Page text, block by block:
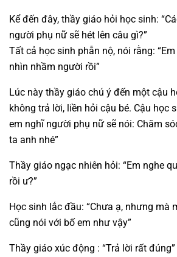
Kể đến đây, thầy giáo hỏi học sinh:
người phụ nữ sẽ hét lên câu gì?”
Tất cả học sinh phẫn nộ, nói rằng:
nhìn nhầm người rồi”
Lúc này thầy giáo chú ý đến một cậu
không trả lời, liền hỏi cậu bé. Cậu học
em nghĩ người phụ nữ sẽ nói: Chăm
ta anh nhé”
Thầy giáo ngạc nhiên hỏi: “Em nghe
rồi ư?”
Học sinh lắc đầu: “Chưa ạ, nhưng mà
cũng nói với bố em như vậy”
Thầy giáo xúc động : “Trả lời rất đúng”